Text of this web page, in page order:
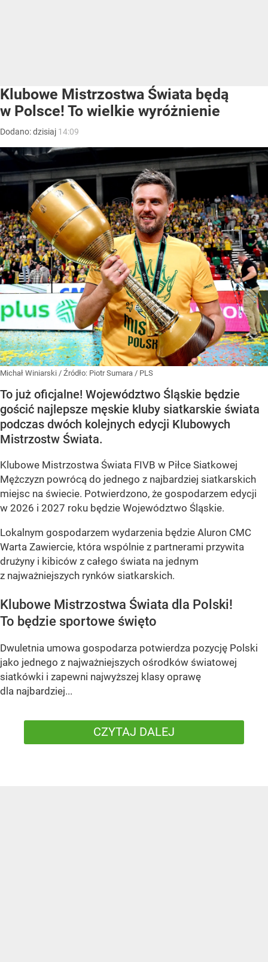
Klubowe Mistrzostwa Świata będą
w Polsce! To wielkie wyróżnienie
Dodano:dzisiaj 14:09
Michał Winiarski / Źródło: Piotr Sumara / PLS
To już oficjalne! Województwo Śląskie będzie
gościć najlepsze męskie kluby siatkarskie świata
podczas dwóch kolejnych edycji Klubowych
Mistrzostw Świata.
Klubowe Mistrzostwa Świata FIVB w Piłce Siatkowej
Mężczyzn powrócą do jednego z najbardziej siatkarskich
miejsc na świecie. Potwierdzono, że gospodarzem edycji
w 2026 i 2027 roku będzie Województwo Śląskie.
Lokalnym gospodarzem wydarzenia będzie Aluron CMC
Warta Zawiercie, która wspólnie z partnerami przywita
drużyny i kibiców z całego świata na jednym
z najważniejszych rynków siatkarskich.
Klubowe Mistrzostwa Świata dla Polski!
To będzie sportowe święto
Dwuletnia umowa gospodarza potwierdza pozycję Polski
jako jednego z najważniejszych ośrodków światowej
siatkówki i zapewni najwyższej klasy oprawę
dla najbardziej...
CZYTAJ DALEJ